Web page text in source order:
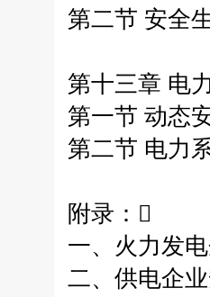
第二节 安全
第十三章 电
第一节 动态
第二节 电力
附录：
一、火力发
二、供电企